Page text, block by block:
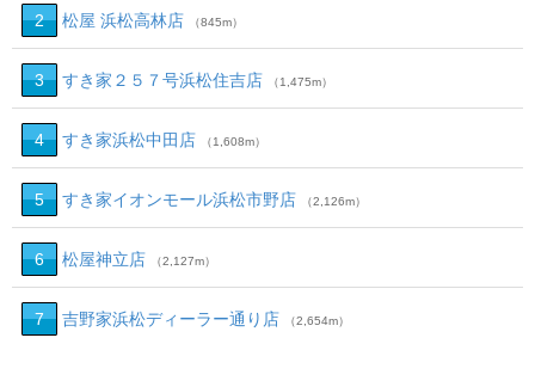
2 松屋 浜松高林店 （845m）
3 すき家２５７号浜松住吉店 （1,475m）
4 すき家浜松中田店 （1,608m）
5 すき家イオンモール浜松市野店 （2,126m）
6 松屋神立店 （2,127m）
7 吉野家浜松ディーラー通り店 （2,654m）